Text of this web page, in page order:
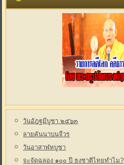
วันอัฎฐมีบูชา ๒๕๖๓
ลายคันนาบนจีวร
วันอาสาฬหบูชา
จะจัดฉลอง ๑๐๐ ปี ธงชาติไทยทำไม?